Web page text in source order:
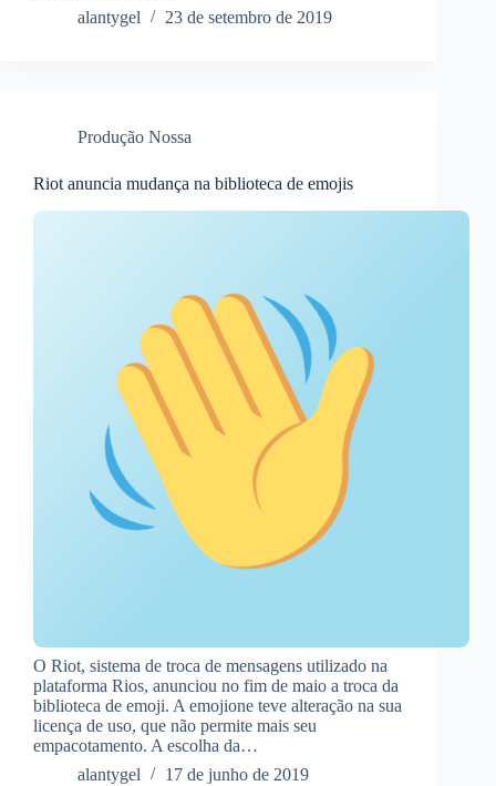
alantygel
23 de setembro de 2019
Produção Nossa
Riot anuncia mudança na biblioteca de emojis
O Riot, sistema de troca de mensagens utilizado na
plataforma Rios, anunciou no fim de maio a troca da
biblioteca de emoji. A emojione teve alteração na sua
licença de uso, que não permite mais seu
empacotamento. A escolha da…
alantygel
17 de junho de 2019